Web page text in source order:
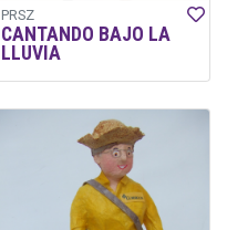
PRSZ
CANTANDO BAJO LA
LLUVIA